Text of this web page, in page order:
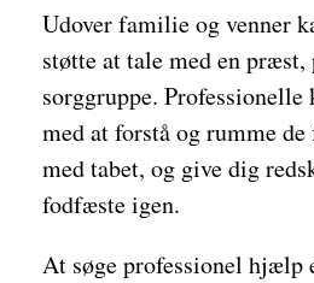
Udover familie og venner
støtte at tale med en
sorggruppe.
med at forstå og rumme
med tabet, og give dig
fodfæste igen.
At søge professionel hjælp